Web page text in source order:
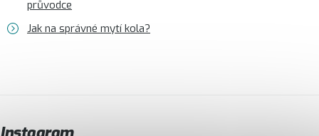
průvodce
Jak na správné mytí kola?